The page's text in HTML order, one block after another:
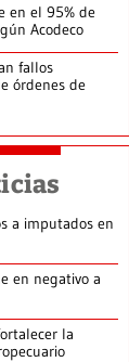
en el 95% de
Acodeco
fallos
órdenes de
a imputados en
en negativo a
la